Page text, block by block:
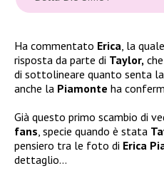
Ha commentato Erica , la
risposta da parte di Taylor,
di sottolineare quanto senta la
anche la Piamonte ha
Già questo primo scambio di
fans , specie quando è stata
pensiero tra le foto di Erica
dettaglio…